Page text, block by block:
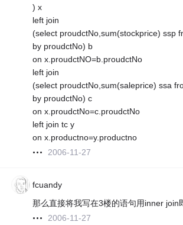
) x
left join
(select proudctNo,sum(stockprice) ssp
by proudctNo) b
on x.proudctNO=b.proudctNo
left join
(select proudctNo,sum(saleprice) ssa
by proudctNo) c
on x.proudctNo=c.proudctNo
left join tc y
on x.productno=y.productno
2006-11-27
fcuandy
那么直接将我写在3楼的语句用inner join
2006-11-27